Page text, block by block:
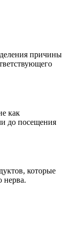
причины
как
до посещения
которые
нерва.